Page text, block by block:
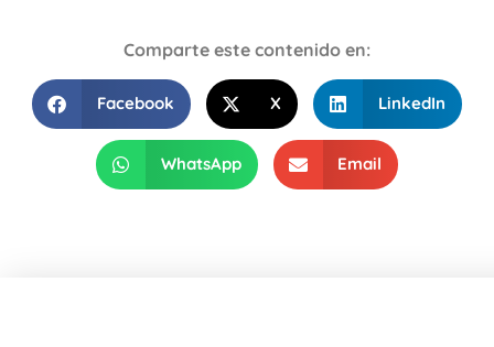
Comparte este contenido en:
Facebook X LinkedIn
WhatsApp Email